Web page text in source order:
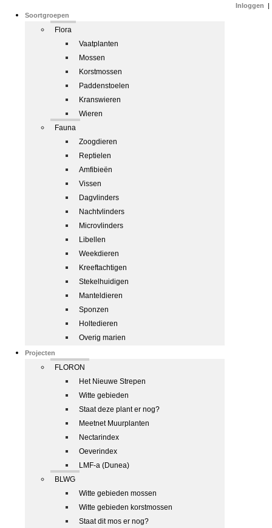
Soortgroepen
Flora
Vaatplanten
Mossen
Korstmossen
Paddenstoelen
Kranswieren
Wieren
Fauna
Zoogdieren
Reptielen
Amfibieën
Vissen
Dagvlinders
Nachtvlinders
Microvlinders
Libellen
Weekdieren
Kreeftachtigen
Stekelhuidigen
Manteldieren
Sponzen
Holtedieren
Overig marien
Projecten
FLORON
Het Nieuwe Strepen
Witte gebieden
Staat deze plant er nog?
Meetnet Muurplanten
Nectarindex
Oeverindex
LMF-a (Dunea)
BLWG
Witte gebieden mossen
Witte gebieden korstmossen
Staat dit mos er nog?
Inloggen |